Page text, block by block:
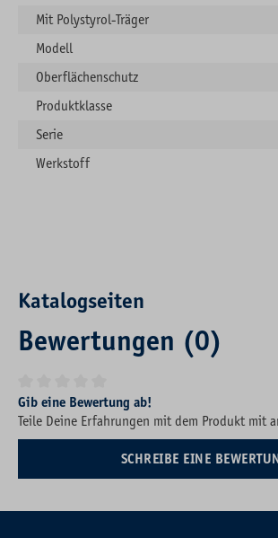
Mit Polystyrol-Träger
Modell
Oberflächenschutz
Produktklasse
Serie
Werkstoff
Katalogseiten
Bewertungen (0)
Durchschnittliche Bewertung von 0 von 5 Sternen
Gib eine Bewertung ab!
Teile Deine Erfahrungen mit dem Produkt mit
SCHREIBE EINE